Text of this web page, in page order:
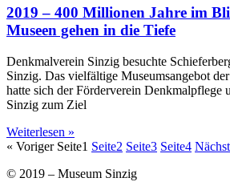
2019 – 400 Millionen Jahre im
Museen gehen in die Tiefe
Denkmalverein Sinzig besuchte
Sinzig. Das vielfältige Museumsangebot
hatte sich der Förderverein Denkmalpflege
Sinzig zum Ziel
Weiterlesen »
« Voriger Seite1 Seite2 Seite3 Seite4
© 2019 – Museum Sinzig